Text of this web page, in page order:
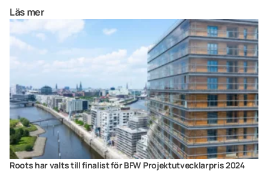
Läs mer
Roots har valts till finalist för BFW Projektutvecklarpris 2024